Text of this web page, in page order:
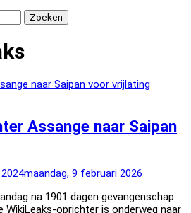
Assange naar Saipan
maandag, 9 februari 2026
na 1901 dagen gevangenschap
WikiLeaks-oprichter is onderweg naar